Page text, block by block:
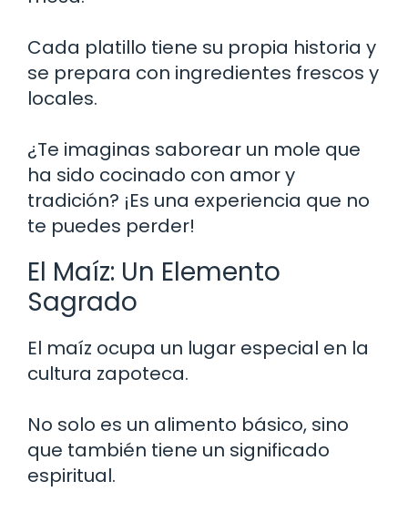
Cada platillo tiene su propia historia y
se prepara con ingredientes frescos y
locales.
¿Te imaginas saborear un mole que
ha sido cocinado con amor y
tradición? ¡Es una experiencia que no
te puedes perder!
El Maíz: Un Elemento
Sagrado
El maíz ocupa un lugar especial en la
cultura zapoteca.
No solo es un alimento básico, sino
que también tiene un significado
espiritual.